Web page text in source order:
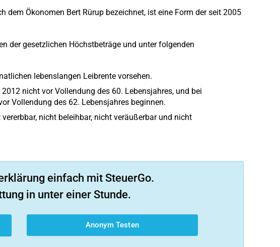
dem Ökonomen Bert Rürup bezeichnet, ist eine Form der seit 2005
der gesetzlichen Höchstbeträge und unter folgenden
lebenslangen Leibrente vorsehen.
nicht vor Vollendung des 60. Lebensjahres, und bei
Vollendung des 62. Lebensjahres beginnen.
nicht beleihbar, nicht veräußerbar und nicht
einfach mit SteuerGo.
in unter einer Stunde.
Anonym Testen